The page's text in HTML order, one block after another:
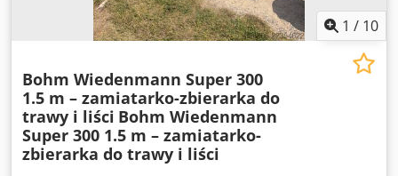
1 / 10
Bohm Wiedenmann Super 300
1.5 m – zamiatarko-zbierarka do
trawy i liści Bohm Wiedenmann
Super 300 1.5 m – zamiatarko-
zbierarka do trawy i liści